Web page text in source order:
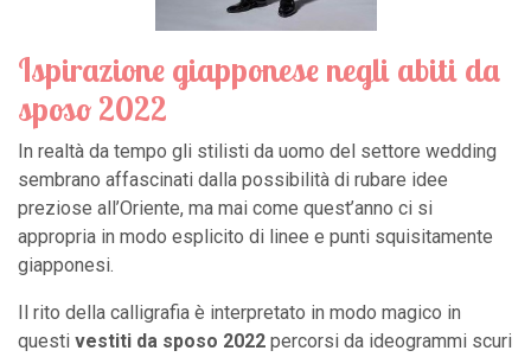
Ispirazione giapponese negli abiti da
sposo 2022
In realtà da tempo gli stilisti da uomo del settore wedding
sembrano affascinati dalla possibilità di rubare idee
preziose all’Oriente, ma mai come quest’anno ci si
appropria in modo esplicito di linee e punti squisitamente
giapponesi.
Il rito della calligrafia è interpretato in modo magico in
questi vestiti da sposo 2022 percorsi da ideogrammi scuri